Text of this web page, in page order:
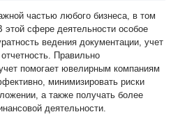
частью любого бизнеса, в том
сфере деятельности особое
ведения документации, учет
Правильно
помогает ювелирным компаниям
минимизировать риски
а также получать более
деятельности.